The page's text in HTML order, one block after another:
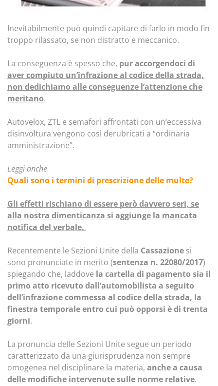
Inevitabilmente può quindi capitare di farlo in modo fin
troppo rilassato, se non distratto e meccanico.
La conseguenza è spesso che, pur accorgendoci di
aver compiuto un’infrazione al codice della strada,
non dedichiamo alle conseguenze l’attenzione che
meritano.
Autovelox, ZTL e semafori affrontati con un’eccessiva
disinvoltura vengono così derubricati a “ordinaria
amministrazione”.
Leggi anche
Quali sono i termini di prescrizione delle multe?
Gli effetti rischiano di essere però davvero seri, se
alla nostra dimenticanza si aggiunge la mancata
notifica del verbale.
Recentemente le Sezioni Unite della Cassazione si
sono pronunciate in merito (sentenza n. 22080/2017)
spiegando che, laddove la cartella di pagamento sia il
primo atto ricevuto dall’automobilista a seguito
dell’infrazione commessa al codice della strada, la
finestra temporale entro cui può opporsi è di trenta
giorni.
La pronuncia delle Sezioni Unite segue un periodo
caratterizzato da una giurisprudenza non sempre
omogenea nel disciplinare la materia, anche a causa
delle modifiche intervenute sulle norme relative.